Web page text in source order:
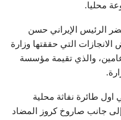
محليا.
حضر الرئيس الإيراني حسن
التي حققتها وزارة
والذي تقيمة مؤسسة
طائرة نفاثة محلية
6» دون طيار إلى جانب صاروخ كروز المضاد